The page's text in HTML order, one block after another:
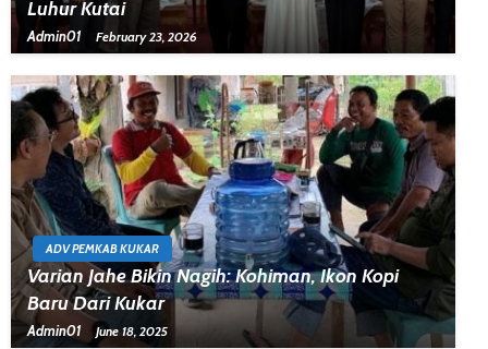
Luhur Kutai
Admin01 February 23, 2026
ADV PEMKAB KUKAR
Varian Jahe Bikin Nagih: Kohiman, Ikon Kopi
Baru Dari Kukar
Admin01 June 18, 2025